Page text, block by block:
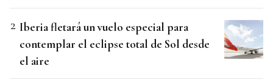
Iberia fletará un vuelo especial para
contemplar el eclipse total de Sol desde
el aire